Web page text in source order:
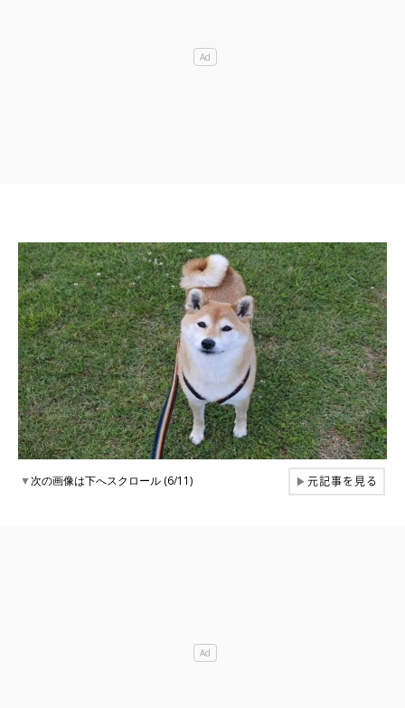
▼次の画像は下へスクロール (6/11) ▶元記事を見る